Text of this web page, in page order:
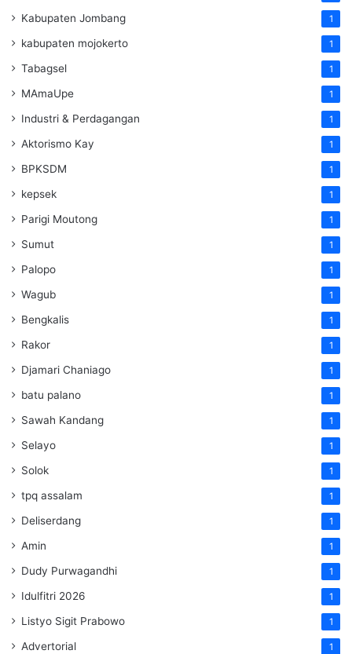
Kabupaten Jombang 1
kabupaten mojokerto 1
Tabagsel 1
MAmaUpe 1
Industri & Perdagangan 1
Aktorismo Kay 1
BPKSDM 1
kepsek 1
Parigi Moutong 1
Sumut 1
Palopo 1
Wagub 1
Bengkalis 1
Rakor 1
Djamari Chaniago 1
batu palano 1
Sawah Kandang 1
Selayo 1
Solok 1
tpq assalam 1
Deliserdang 1
Amin 1
Dudy Purwagandhi 1
Idulfitri 2026 1
Listyo Sigit Prabowo 1
Advertorial 1